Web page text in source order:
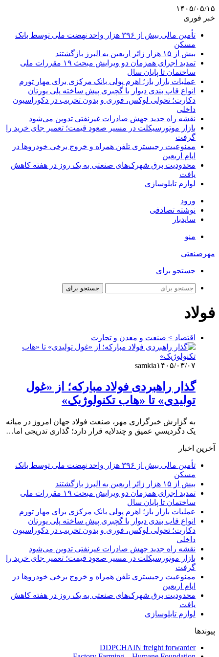
۱۴۰۵/۰۵/۱۵
خبر فوری
تأمین مالی بیش از ۳۹۶ هزار واحد نهضت ملی توسط بانک
مسکن
بیش از ۱۵ هزار زائر اربعین به البرز بازگشتند
تمدید اجرای همزمان دو ویرایش مبحث ۱۹ مقررات ملی
ساختمان تا پایان سال
عملیات بازار باز؛ اهرم پولی بانک مرکزی برای مهار تورم
انواع قاب بندی دیوار با گچبری پیش ساخته پلی یورتان
دکارت؛ تحولی لوکس، فوری و بدون تخریب در دکوراسیون
داخلی
نقشه راه جدید جهش صادرات غیرنفتی تدوین می‌شود
بازار موتورسیکلت در مسیر صعود قیمت؛ تعمیر جای خرید را
گرفت
ممنوعیت رجیستری تلفن همراه و خروج برخی خودروها در
ایام اربعین
محدودیت برق شهرک‌های صنعتی به یک روز در هفته کاهش
یافت
لوازم تابلوسازی
ورود
نوشته تصادفی
سایدبار
منو
مهرصنعتی
جستجو برای
جستجو برای
فولاد
اقتصاد > صنعت و معدن و تجارت
samkia۱۴۰۵/۰۳/۰۷
گذار راهبردی فولاد مبارکه؛ از «غول
تولیدی» تا «هاب تکنولوژیک»
به گزارش خبرگزاری مهر، صنعت فولاد جهان امروز در میانه
یک دگردیسیِ عمیق و چندلایه قرار دارد؛ گذاری تدریجی اما…
آخرین اخبار
تأمین مالی بیش از ۳۹۶ هزار واحد نهضت ملی توسط بانک
مسکن
بیش از ۱۵ هزار زائر اربعین به البرز بازگشتند
تمدید اجرای همزمان دو ویرایش مبحث ۱۹ مقررات ملی
ساختمان تا پایان سال
عملیات بازار باز؛ اهرم پولی بانک مرکزی برای مهار تورم
انواع قاب بندی دیوار با گچبری پیش ساخته پلی یورتان
دکارت؛ تحولی لوکس، فوری و بدون تخریب در دکوراسیون
داخلی
نقشه راه جدید جهش صادرات غیرنفتی تدوین می‌شود
بازار موتورسیکلت در مسیر صعود قیمت؛ تعمیر جای خرید را
گرفت
ممنوعیت رجیستری تلفن همراه و خروج برخی خودروها در
ایام اربعین
محدودیت برق شهرک‌های صنعتی به یک روز در هفته کاهش
یافت
لوازم تابلوسازی
پیوندها
DDPCHAIN freight forwarder